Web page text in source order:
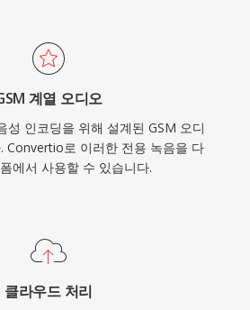
계열 오디오
성 인코딩을 위해 설계된 GSM 오디
Convertio로 이러한 전용 녹음을 다
에서 사용할 수 있습니다.
클라우드 처리